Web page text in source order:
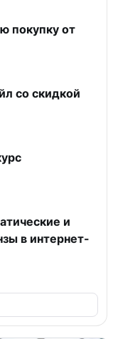
покупку от
со скидкой
и
в интернет-